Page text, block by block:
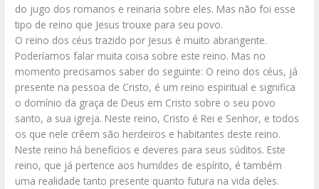
do jugo dos romanos e reinaria sobre eles. Mas não foi esse
tipo de reino que Jesus trouxe para seu povo.
O reino dos céus trazido por Jesus é muito abrangente.
Poderíamos falar muita coisa sobre este reino. Mas no
momento precisamos saber do seguinte: O reino dos céus, já
presente na pessoa de Cristo, é um reino espiritual e significa
o domínio da graça de Deus em Cristo sobre o seu povo
santo, a sua igreja. Neste reino, Cristo é Rei e Senhor, e todos
os que nele crêem são herdeiros e habitantes deste reino.
Neste reino há benefícios e deveres para seus súditos. Este
reino, que já pertence aos humildes de espírito, é também
uma realidade tanto presente quanto futura na vida deles.